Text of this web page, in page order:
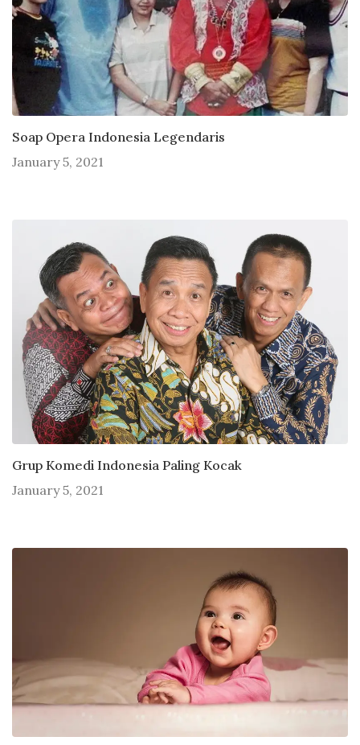
Soap Opera Indonesia Legendaris
January 5, 2021
Grup Komedi Indonesia Paling Kocak
January 5, 2021